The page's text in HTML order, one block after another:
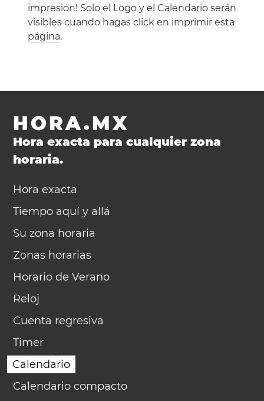
impresión! Solo el Logo y el Calendario serán
visibles cuando hagas click en imprimir esta
página.
HORA.MX
Hora exacta para cualquier zona
horaria.
Hora exacta
Tiempo aquí y allá
Su zona horaria
Zonas horarias
Horario de Verano
Reloj
Cuenta regresiva
Timer
Calendario
Calendario compacto